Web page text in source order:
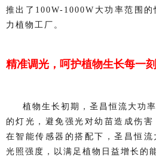
推出了100W-1000W大功率范围
力植物工厂。
精准调光，呵护植物生长每一刻
植物生长初期，圣昌恒流大功
的灯光，避免强光对幼苗造成伤害
在智能传感器的搭配下，圣昌恒
光照强度，以满足植物日益增长的